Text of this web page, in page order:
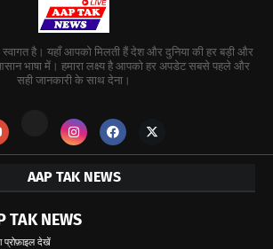
है। यहाँ आपको मिलती हैं देश और दुनिया की हर बड़ी और
भाषा में। हमारा लक्ष्य है आपको हर अपडेट सबसे पहले और
सही जानकारी के साथ देना।
AAP TAK NEWS
TAK NEWS
प्रोफ़ाइल देखें